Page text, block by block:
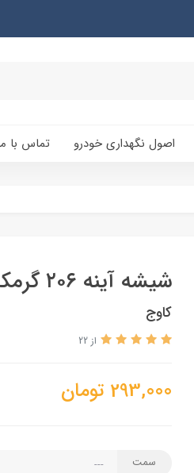
اصول نگهداری خودرو تماس با
شیشه آینه ۲۰۶ گرمکن دار - کاوج
کاوج
از 22
293,000 تومان
سمت